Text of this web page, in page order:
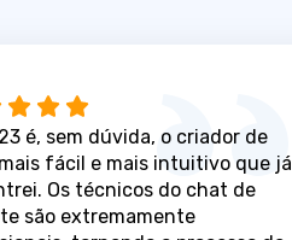
é, sem dúvida, o criador de
fácil e mais intuitivo que já
Os técnicos do chat de
são extremamente